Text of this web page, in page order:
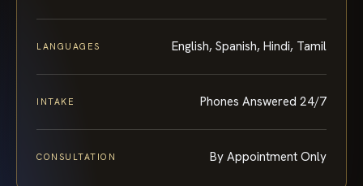
LANGUAGES English, Spanish, Hindi, Tamil
INTAKE Phones Answered 24/7
CONSULTATION By Appointment Only